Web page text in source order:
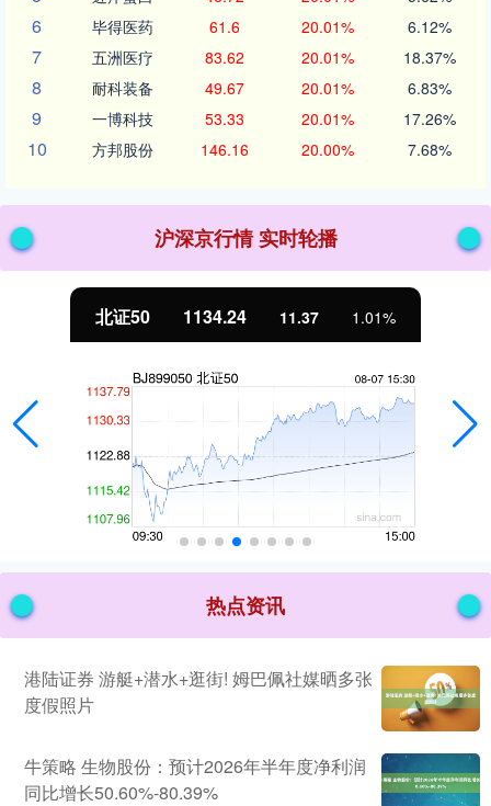
6 毕得医药 61.6 20.01% 6.12%
7 五洲医疗 83.62 20.01% 18.37%
8 耐科装备 49.67 20.01% 6.83%
9 一博科技 53.33 20.01% 17.26%
10 方邦股份 146.16 20.00% 7.68%
沪深京行情 实时轮播
北证50 1134.24 11.37 1.01%
热点资讯
港陆证券 游艇+潜水+逛街! 姆巴佩社媒晒多张
度假照片
牛策略 生物股份：预计2026年半年度净利润
同比增长50.60%-80.39%